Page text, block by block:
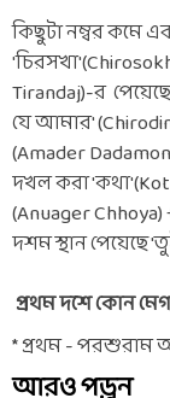
কিছুটা নম্বর কমে
Tirandaj)-র
যে আমার'
(Amader
দখল করা
(Anuager Chhoya)
দশম স্থান পেয়েছে
প্রথম দশে কোন
* প্রথম - পরশুরাম
আরও পড়ুন